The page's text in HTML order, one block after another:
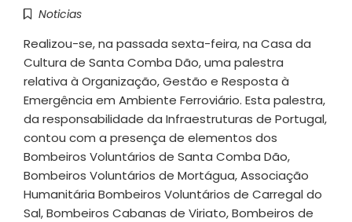
Noticias
Realizou-se, na passada sexta-feira, na Casa da
Cultura de Santa Comba Dão, uma palestra
relativa à Organização, Gestão e Resposta à
Emergência em Ambiente Ferroviário. Esta palestra,
da responsabilidade da Infraestruturas de Portugal,
contou com a presença de elementos dos
Bombeiros Voluntários de Santa Comba Dão,
Bombeiros Voluntários de Mortágua, Associação
Humanitária Bombeiros Voluntários de Carregal do
Sal, Bombeiros Cabanas de Viriato, Bombeiros de